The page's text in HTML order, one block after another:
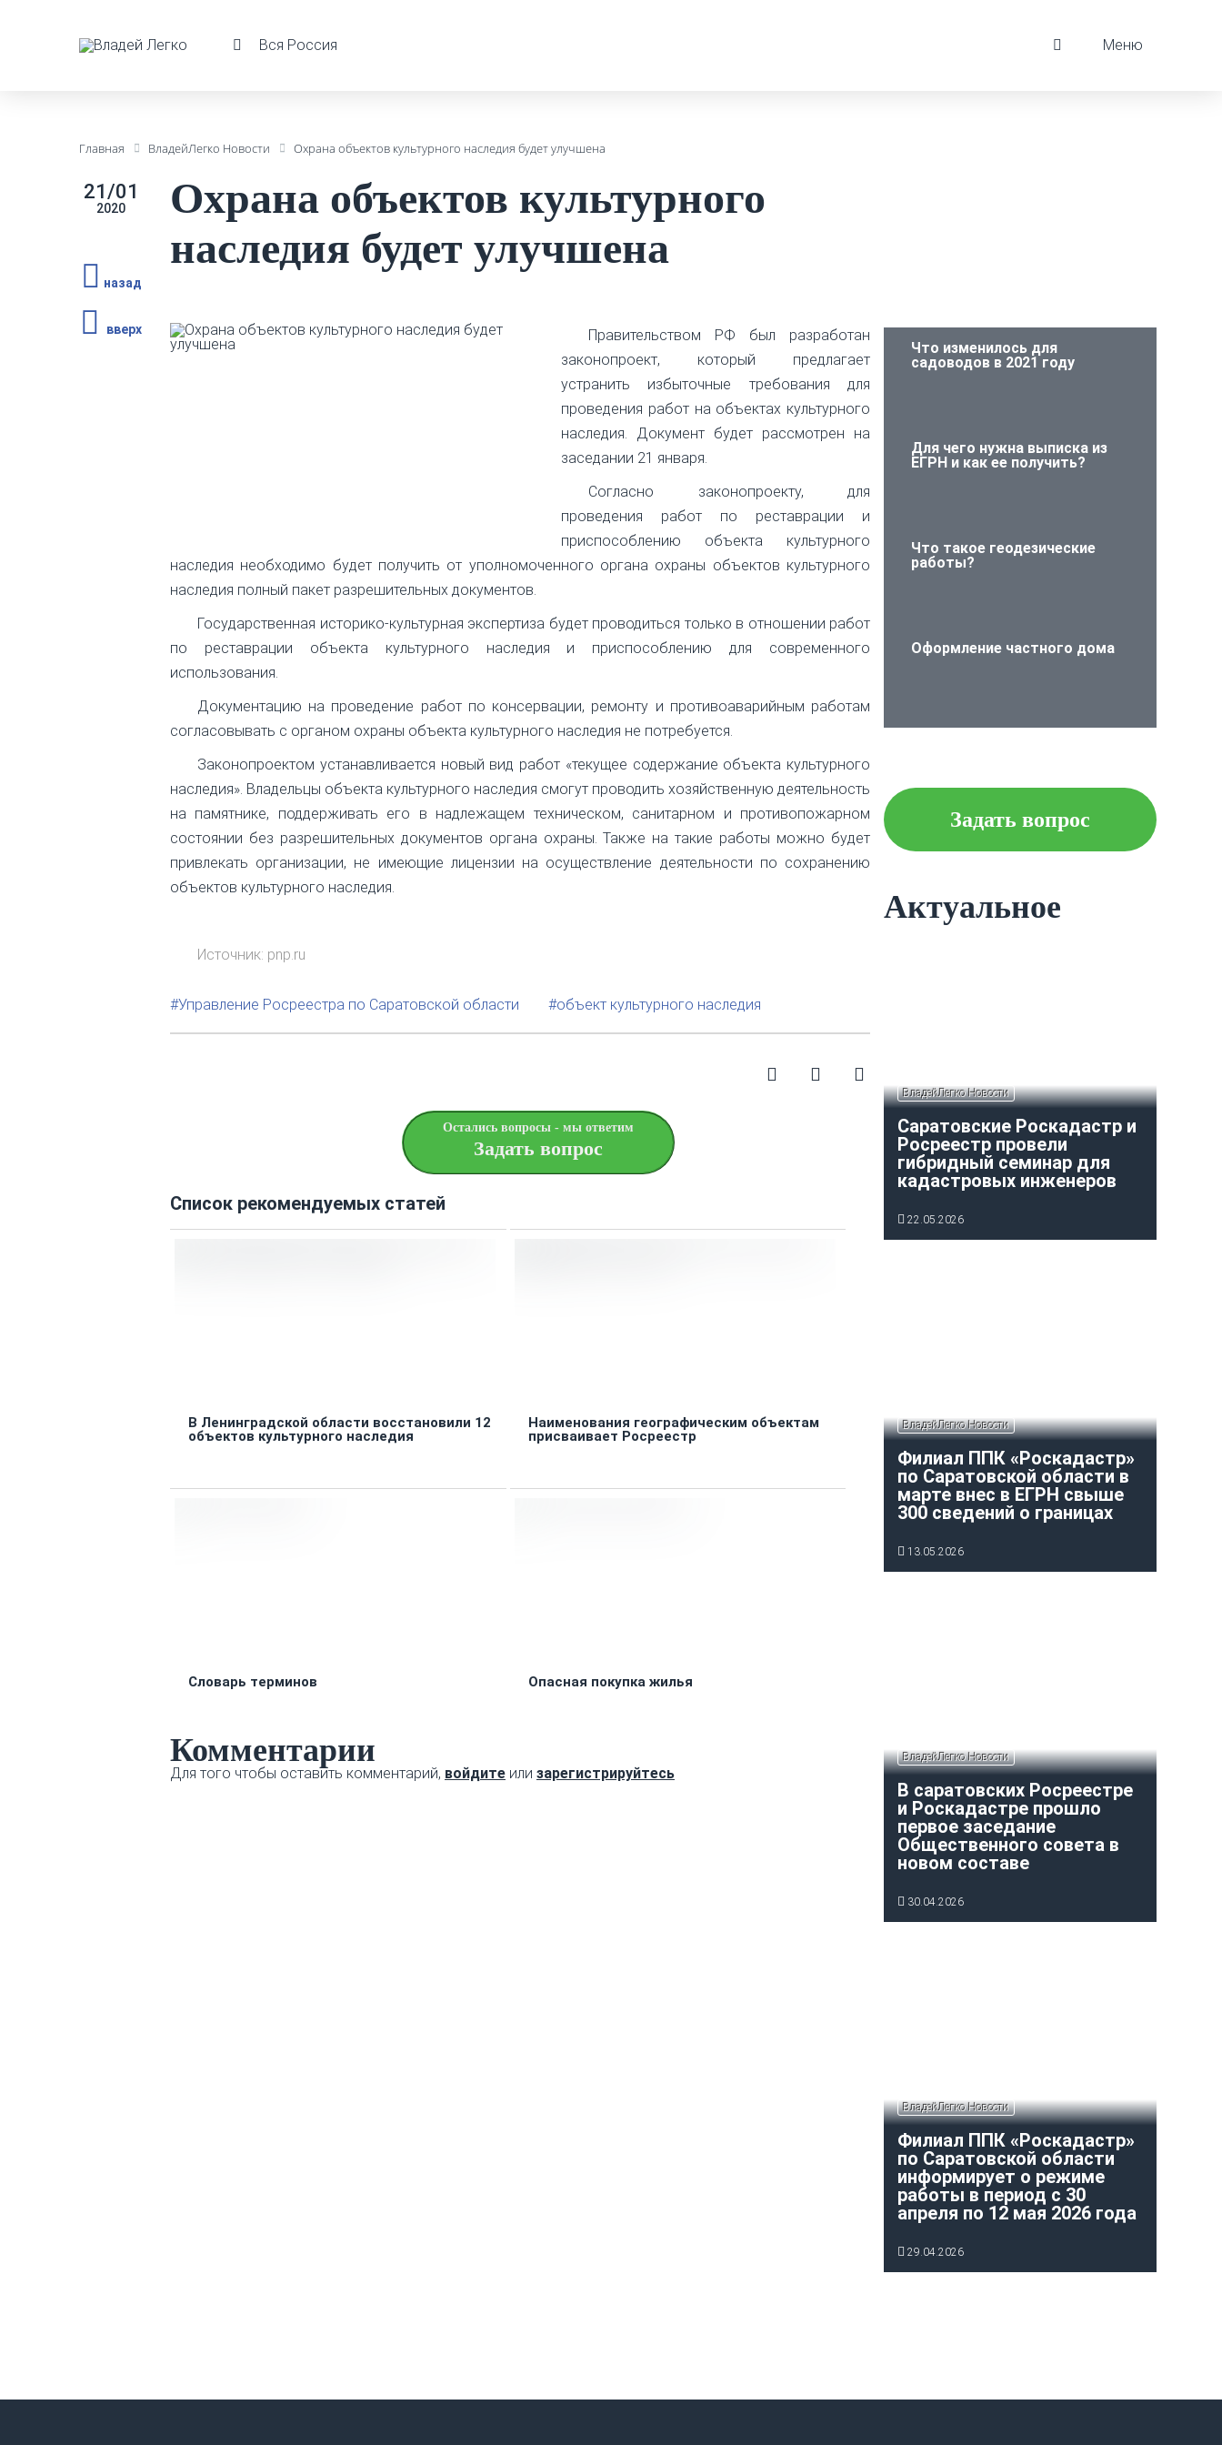
Вся Россия Меню
Главная ВладейЛегко Новости Охрана объектов культурного наследия будет улучшена
21/01
2020
назад
вверх
Охрана объектов культурного
наследия будет улучшена
Правительством РФ был разработан
законопроект, который предлагает
устранить избыточные требования для
проведения работ на объектах культурного
наследия. Документ будет рассмотрен на
заседании 21 января.
Согласно законопроекту, для
проведения работ по реставрации и
приспособлению объекта культурного
наследия необходимо будет получить от уполномоченного органа охраны объектов культурного
наследия полный пакет разрешительных документов.
Государственная историко-культурная экспертиза будет проводиться только в отношении работ
по реставрации объекта культурного наследия и приспособлению для современного
использования.
Документацию на проведение работ по консервации, ремонту и противоаварийным работам
согласовывать с органом охраны объекта культурного наследия не потребуется.
Законопроектом устанавливается новый вид работ «текущее содержание объекта культурного
наследия». Владельцы объекта культурного наследия смогут проводить хозяйственную деятельность
на памятнике, поддерживать его в надлежащем техническом, санитарном и противопожарном
состоянии без разрешительных документов органа охраны. Также на такие работы можно будет
привлекать организации, не имеющие лицензии на осуществление деятельности по сохранению
объектов культурного наследия.
Источник: pnp.ru
#Управление Росреестра по Саратовской области #объект культурного наследия
Остались вопросы - мы ответим
Задать вопрос
Список рекомендуемых статей
В Ленинградской области восстановили 12
объектов культурного наследия
Наименования географическим объектам
присваивает Росреестр
Словарь терминов Опасная покупка жилья
Комментарии
Для того чтобы оставить комментарий, войдите или зарегистрируйтесь
Что изменилось для
садоводов в 2021 году
Для чего нужна выписка из
ЕГРН и как ее получить?
Что такое геодезические
работы?
Оформление частного дома
Что следует знать об
Задать вопрос
Актуальное
ВладейЛегко Новости
Саратовские Роскадастр и
Росреестр провели
гибридный семинар для
кадастровых инженеров
22.05.2026
ВладейЛегко Новости
Филиал ППК «Роскадастр»
по Саратовской области в
марте внес в ЕГРН свыше
300 сведений о границах
13.05.2026
ВладейЛегко Новости
В саратовских Росреестре
и Роскадастре прошло
первое заседание
Общественного совета в
новом составе
30.04.2026
ВладейЛегко Новости
Филиал ППК «Роскадастр»
по Саратовской области
информирует о режиме
работы в период с 30
апреля по 12 мая 2026 года
29.04.2026